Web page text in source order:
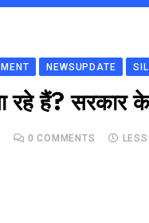
NEWSUPDATE
रहे हैं? सरकार
0 COMMENTS